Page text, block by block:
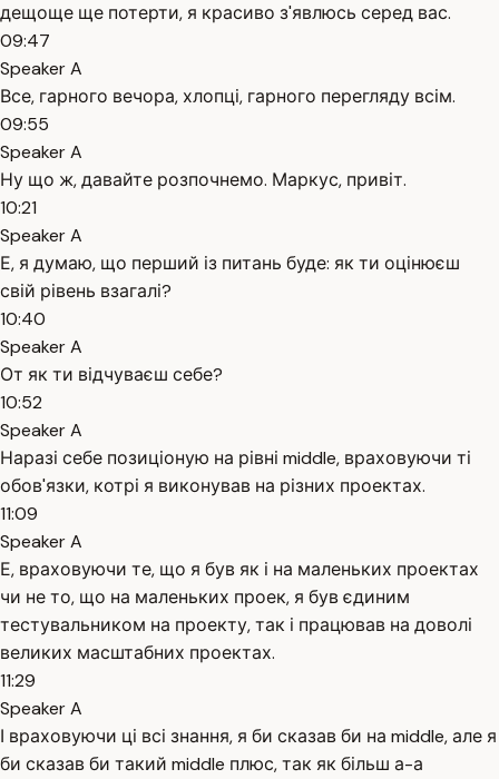
дещоще ще потерти, я красиво з'явлюсь серед вас.
09:47
Speaker A
Все, гарного вечора, хлопці, гарного перегляду всім.
09:55
Speaker A
Ну що ж, давайте розпочнемо. Маркус, привіт.
10:21
Speaker A
Е, я думаю, що перший із питань буде: як ти оцінюєш
свій рівень взагалі?
10:40
Speaker A
От як ти відчуваєш себе?
10:52
Speaker A
Наразі себе позиціоную на рівні middle, враховуючи ті
обов'язки, котрі я виконував на різних проектах.
11:09
Speaker A
Е, враховуючи те, що я був як і на маленьких проектах
чи не то, що на маленьких проек, я був єдиним
тестувальником на проекту, так і працював на доволі
великих масштабних проектах.
11:29
Speaker A
І враховуючи ці всі знання, я би сказав би на middle, але я
би сказав би такий middle плюс, так як більш а-а